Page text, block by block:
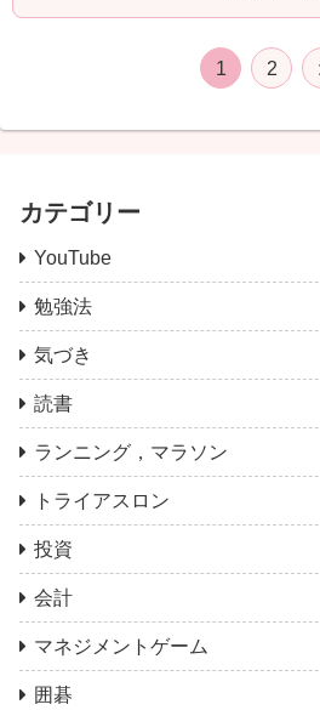
1 2
カテゴリー
YouTube
勉強法
気づき
読書
ランニング，マラソン
トライアスロン
投資
会計
マネジメントゲーム
囲碁